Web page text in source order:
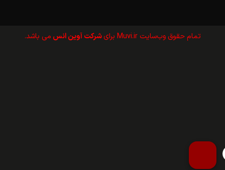
تمام حقوق وب‌سايت Muvi.ir برای شرکت آوین انس می باشد.